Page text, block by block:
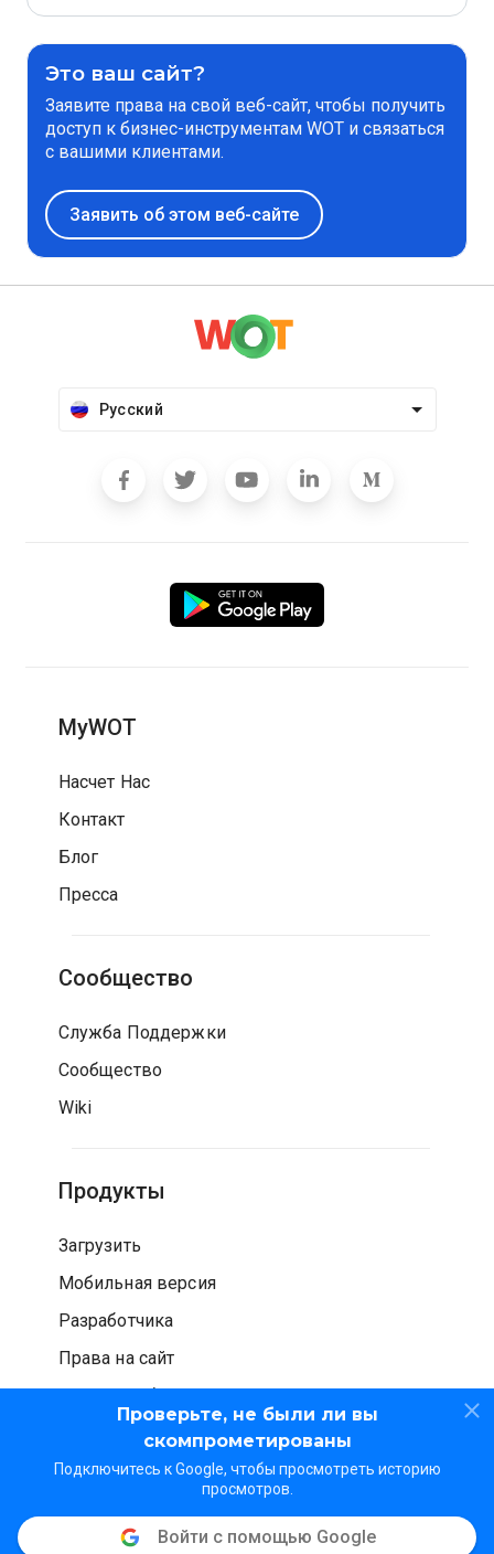
Проверьте, не были ли вы
скомпрометированы
Подключитесь к Google, чтобы просмотреть историю
просмотров.
Войти с помощью Google
Это ваш сайт?
Заявите права на свой веб-сайт, чтобы получить
доступ к бизнес-инструментам WOT и связаться
с вашими клиентами.
Заявить об этом веб-сайте
Русский
MyWOT
Насчет Нас
Контакт
Блог
Пресса
Сообщество
Служба Поддержки
Сообщество
Wiki
Продукты
Загрузить
Мобильная версия
Разработчика
Права на сайт
Проверка безопасности
© WOT Services LP. Все права защищены